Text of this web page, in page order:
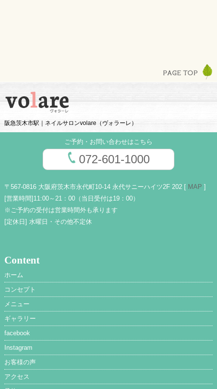
阪急茨木市駅｜ネイルサロンvolare（ヴォラーレ）
ご予約・お問い合わせはこちら
072-601-1000
〒567-0816 大阪府茨木市永代町10-14 永代サニーハイツ2F 202 [ MAP ]
[営業時間] 11:00～21：00（当日受付は19：00）
※ご予約の受付は営業時間外も承ります
[定休日] 水曜日・その他不定休
Content
ホーム
コンセプト
メニュー
ギャラリー
facebook
Instagram
お客様の声
アクセス